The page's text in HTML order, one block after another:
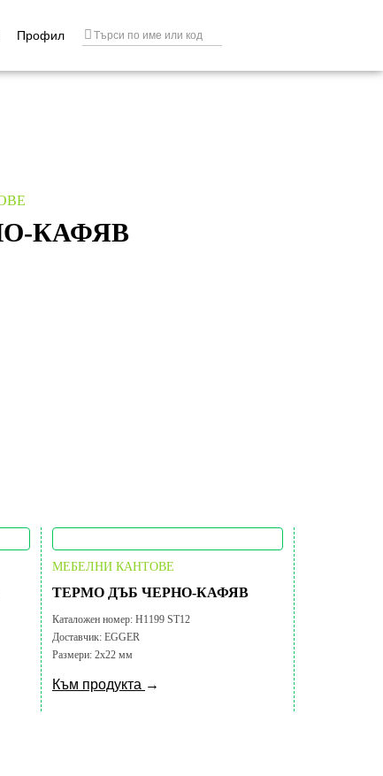
Профил
КАФЯВ
МЕБЕЛНИ КАНТОВЕ
ТЕРМО ДЪБ ЧЕРНО-КАФЯВ
Каталожен номер: H1199 ST12
Доставчик: EGGER
Размери: 2х22 мм
Към продукта →